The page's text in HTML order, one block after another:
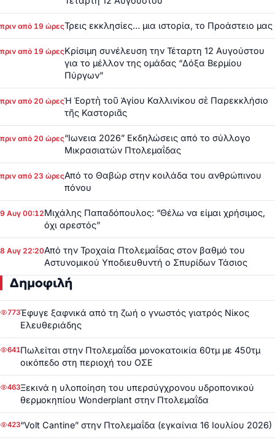
πριν από 19 ώρεςΤρεις εκκλησίες… μια ιστορία, το Προάστειο μας
πριν από 19 ώρεςΚρίσιμη συνέλευση την Τέταρτη 12 Αυγούστου
για το μέλλον της ομάδας “Δόξα Βερμίου
Πύργων”
πριν από 20 ώρεςἩ Ἑορτὴ τοῦ Ἁγίου Καλλινίκου σὲ Παρεκκλήσιο
τῆς Καστοριᾶς
πριν από 20 ώρες“Ιωνεια 2026” Εκδηλώσεις από το σύλλογο
Μικρασιατών Πτολεμαΐδας
πριν από 23 ώρεςΑπό το Θαβώρ στην κοιλάδα του ανθρώπινου
πόνου
9 Αυγ 00:12Μιχάλης Παπαδόπουλος: “Θέλω να είμαι χρήσιμος,
όχι αρεστός”
8 Αυγ 22:20Από την Τροχαία Πτολεμαΐδας στον βαθμό του
Αστυνομικού Υποδιευθυντή ο Σπυρίδων Τάσιος
Δημοφιλή
773Έφυγε ξαφνικά από τη ζωή ο γνωστός γιατρός Νίκος
Ελευθεριάδης
641Πωλείται στην Πτολεμαΐδα μονοκατοικία 60τμ με 450τμ
οικόπεδο στη περιοχή του ΟΣΕ
463Ξεκινά η υλοποίηση του υπερσύγχρονου υδροπονικού
θερμοκηπίου Wonderplant στην Πτολεμαΐδα
423“Volt Cantine” στην Πτολεμαΐδα (εγκαίνια 16 Ιουλίου 2026)